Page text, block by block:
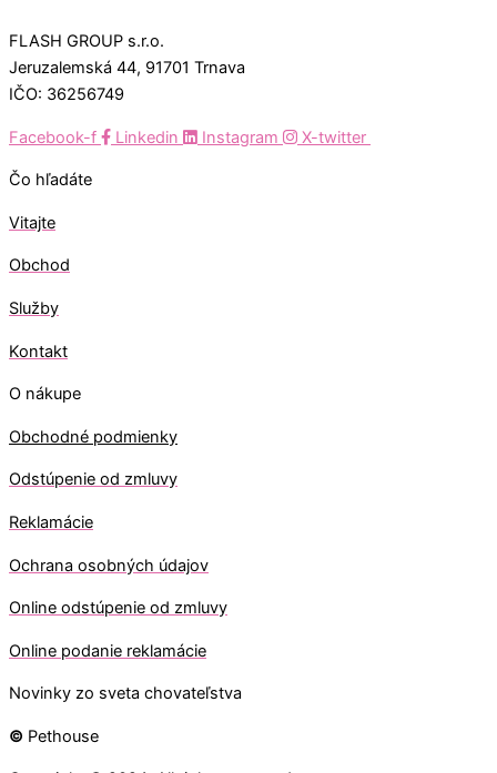
FLASH GROUP s.r.o.
Jeruzalemská 44, 91701 Trnava
IČO: 36256749
Facebook-f Linkedin Instagram X-twitter
Čo hľadáte
Vitajte
Obchod
Služby
Kontakt
O nákupe
Obchodné podmienky
Odstúpenie od zmluvy
Reklamácie
Ochrana osobných údajov
Online odstúpenie od zmluvy
Online podanie reklamácie
Novinky zo sveta chovateľstva
© Pethouse